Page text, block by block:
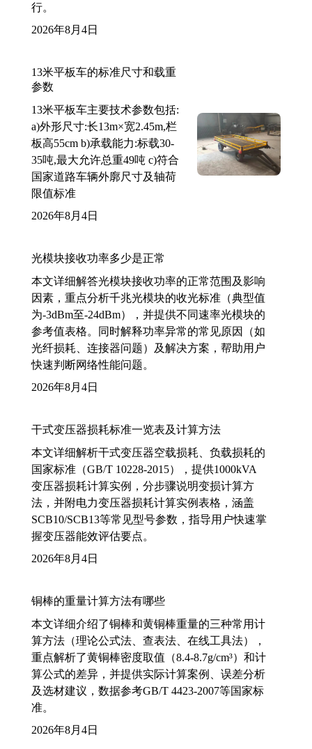
行。
2026年8月4日
13米平板车的标准尺寸和载重
参数
13米平板车主要技术参数包括:
a)外形尺寸:长13m×宽2.45m,栏
板高55cm b)承载能力:标载30-
35吨,最大允许总重49吨 c)符合
国家道路车辆外廓尺寸及轴荷
限值标准
2026年8月4日
光模块接收功率多少是正常
本文详细解答光模块接收功率的正常范围及影响
因素，重点分析千兆光模块的收光标准（典型值
为-3dBm至-24dBm），并提供不同速率光模块的
参考值表格。同时解释功率异常的常见原因（如
光纤损耗、连接器问题）及解决方案，帮助用户
快速判断网络性能问题。
2026年8月4日
干式变压器损耗标准一览表及计算方法
本文详细解析干式变压器空载损耗、负载损耗的
国家标准（GB/T 10228-2015），提供1000kVA
变压器损耗计算实例，分步骤说明变损计算方
法，并附电力变压器损耗计算实例表格，涵盖
SCB10/SCB13等常见型号参数，指导用户快速掌
握变压器能效评估要点。
2026年8月4日
铜棒的重量计算方法有哪些
本文详细介绍了铜棒和黄铜棒重量的三种常用计
算方法（理论公式法、查表法、在线工具法），
重点解析了黄铜棒密度取值（8.4-8.7g/cm³）和计
算公式的差异，并提供实际计算案例、误差分析
及选材建议，数据参考GB/T 4423-2007等国家标
准。
2026年8月4日